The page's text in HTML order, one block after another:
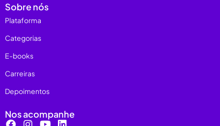
Sobre nós
Plataforma
Categorias
E-books
Carreiras
Depoimentos
Nos acompanhe